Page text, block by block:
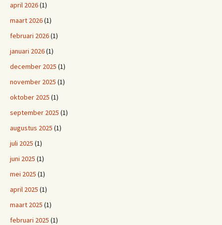
april 2026(1)
maart 2026(1)
februari 2026(1)
januari 2026(1)
december 2025 (1)
november 2025 (1)
oktober 2025 (1)
september 2025 (1)
augustus 2025 (1)
juli 2025 (1)
juni 2025 (1)
mei 2025 (1)
april 2025 (1)
maart 2025 (1)
februari 2025 (1)